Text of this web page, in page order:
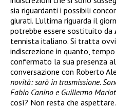
sia riguardanti i possibili
giurati. L’ultima riguarda il
potrebbe essere sostituito da
tennista italiano. Si tratta
indiscrezione in quanto,
confermato la sua presenza
conversazione con Roberto
novità: sarò in trasmissione.
Fabio Canino e Guillermo
così? Non resta che aspettare.